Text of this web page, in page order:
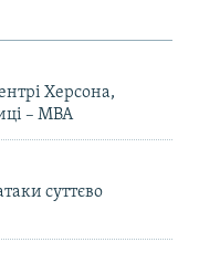
Херсона,
– МВА
суттєво